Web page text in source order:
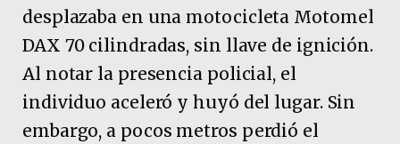
desplazaba en una motocicleta Motomel
DAX 70 cilindradas, sin llave de ignición.
Al notar la presencia policial, el
individuo aceleró y huyó del lugar. Sin
embargo, a pocos metros perdió el